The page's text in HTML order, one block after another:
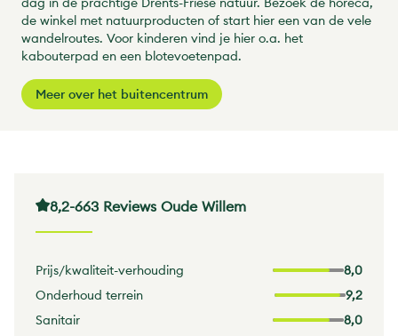
de winkel met natuurproducten of start hier een van de vele
wandelroutes. Voor kinderen vind je hier o.a. het
kabouterpad en een blotevoetenpad.
Meer over het buitencentrum
8,2-663 Reviews Oude Willem
Prijs/kwaliteit-verhouding
8,0
Onderhoud terrein
9,2
Sanitair
8,0